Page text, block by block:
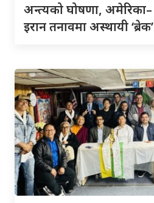
अन्त्यको घोषणा, अमेरिका–
इरान तनावमा अस्थायी ‘ब्रेक’